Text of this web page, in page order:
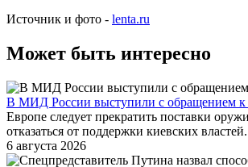
Источник и фото - lenta.ru
Может быть интересно
В МИД России выступили с обращением
Европе следует прекратить поставки
отказаться от поддержки киевских властей.
6 августа 2026